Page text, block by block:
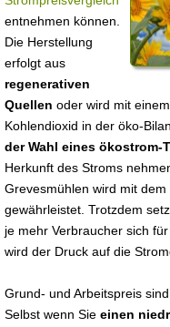
entnehmen können.
Die Herstellung
erfolgt aus
regenerativen
Quellen oder wird mit
Kohlendioxid in der öko-
der Wahl eines ökostrom-
Herkunft des Stroms
Grevesmühlen wird mit
gewährleistet. Trotzdem
je mehr Verbraucher sich
wird der Druck auf die
Grund- und Arbeitspreis
Selbst wenn Sie einen